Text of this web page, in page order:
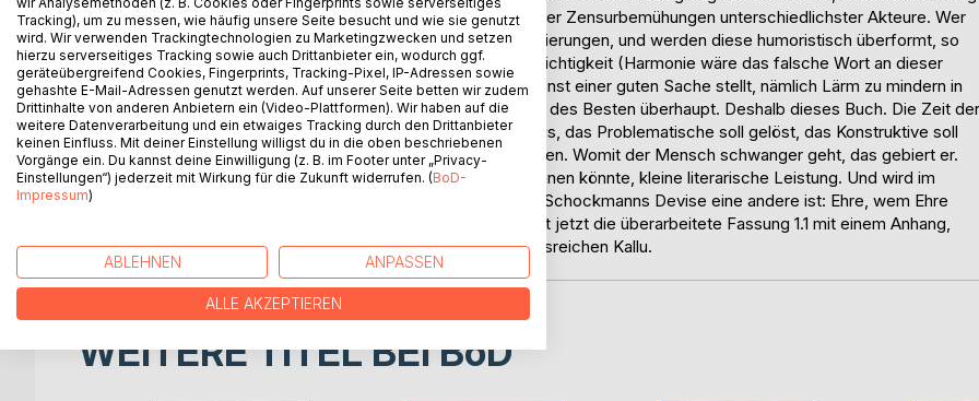
einfach mehr zu schildern sind in einer Periode aufwallender Zensurbemühungen unterschiedlichster Akteure. Wer
biografisch ehrlich sein will braucht zunehmend Verklausulierungen, und werden diese humoristisch überformt, so
entsteht ein gewisser Ausgleich, nämlich eine gewisse Leichtigkeit (Harmonie wäre das falsche Wort an dieser
Stelle). Schockmann hat ein Erzähltalent, das er in den Dienst einer guten Sache stellt, nämlich Lärm zu mindern in
der Welt, und weit darüber hinaus mäeutisch in den Dienst des Besten überhaupt. Deshalb dieses Buch. Die Zeit der
Leser soll nicht verschwendet sein ist Schockmanns Fokus, das Problematische soll gelöst, das Konstruktive soll
gestärkt, das Gute an sich zu Bewusstsein gebracht werden. Womit der Mensch schwanger geht, das gebiert er.
Befruchtend wirken soll diese, wie es vordergründig scheinen könnte, kleine literarische Leistung. Und wird im
Olymp die Nase gerümpft, dann stört das nicht weiter, da Schockmanns Devise eine andere ist: Ehre, wem Ehre
gebührt, aber vom Quellgrund alles Ehrenswerten. Vor liegt jetzt die überarbeitete Fassung 1.1 mit einem Anhang,
nämlich zusätzlich zwei weiteren Erfindungen des findungsreichen Kallu.
WEITERE TITEL BEIBoD
Tracking), um zu messen, wie häufig unsere Seite besucht und wie sie genutzt
wird. Wir verwenden Trackingtechnologien zu Marketingzwecken und setzen
hierzu serverseitiges Tracking sowie auch Drittanbieter ein, wodurch ggf.
geräteübergreifend Cookies, Fingerprints, Tracking-Pixel, IP-Adressen sowie
gehashte E-Mail-Adressen genutzt werden. Auf unserer Seite betten wir zudem
Drittinhalte von anderen Anbietern ein (Video-Plattformen). Wir haben auf die
weitere Datenverarbeitung und ein etwaiges Tracking durch den Drittanbieter
keinen Einfluss. Mit deiner Einstellung willigst du in die oben beschriebenen
Vorgänge ein. Du kannst deine Einwilligung (z. B. im Footer unter „Privacy-
Einstellungen“) jederzeit mit Wirkung für die Zukunft widerrufen. (BoD-
Impressum)
ABLEHNEN ANPASSEN
ALLE AKZEPTIEREN